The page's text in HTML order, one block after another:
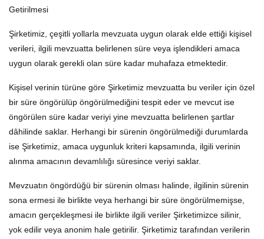
Getirilmesi
Şirketimiz, çeşitli yollarla mevzuata uygun olarak elde ettiği kişisel
verileri, ilgili mevzuatta belirlenen süre veya işlendikleri amaca
uygun olarak gerekli olan süre kadar muhafaza etmektedir.
Kişisel verinin türüne göre Şirketimiz mevzuatta bu veriler için özel
bir süre öngörülüp öngörülmediğini tespit eder ve mevcut ise
öngörülen süre kadar veriyi yine mevzuatta belirlenen şartlar
dâhilinde saklar. Herhangi bir sürenin öngörülmediği durumlarda
ise Şirketimiz, amaca uygunluk kriteri kapsamında, ilgili verinin
alınma amacının devamlılığı süresince veriyi saklar.
Mevzuatın öngördüğü bir sürenin olması halinde, ilgilinin sürenin
sona ermesi ile birlikte veya herhangi bir süre öngörülmemişse,
amacın gerçekleşmesi ile birlikte ilgili veriler Şirketimizce silinir,
yok edilir veya anonim hale getirilir. Şirketimiz tarafından verilerin